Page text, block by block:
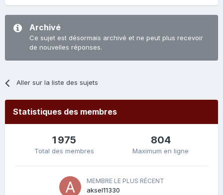
Archivé
Ce sujet est désormais archivé et ne peut plus recevoir
de nouvelles réponses.
Aller sur la liste des sujets
Statistiques des membres
1 975
Total des membres
804
Maximum en ligne
MEMBRE LE PLUS RÉCENT
aksel11330